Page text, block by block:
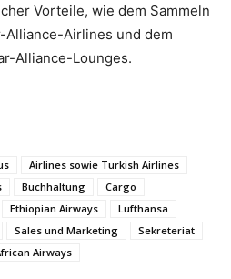
Vorteile, wie dem Sammeln
Alliance-Airlines und dem
Alliance-Lounges.
Airlines sowie Turkish Airlines
Buchhaltung
Cargo
Ethiopian Airways
Lufthansa
Sales und Marketing
Sekreteriat
Airways